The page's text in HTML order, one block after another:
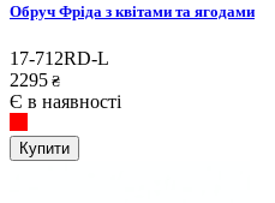
Обруч Фріда з квітами та ягодами
17-712RD-L
2295 ₴
Є в наявності
Купити